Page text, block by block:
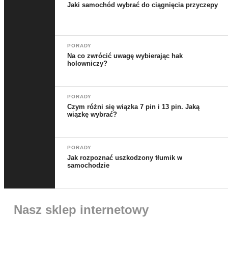
Jaki samochód wybrać do ciągnięcia przyczepy
PORADY
Na co zwrócić uwagę wybierając hak
holowniczy?
PORADY
Czym różni się wiązka 7 pin i 13 pin. Jaką
wiązkę wybrać?
PORADY
Jak rozpoznać uszkodzony tłumik w
samochodzie
Nasz sklep internetowy